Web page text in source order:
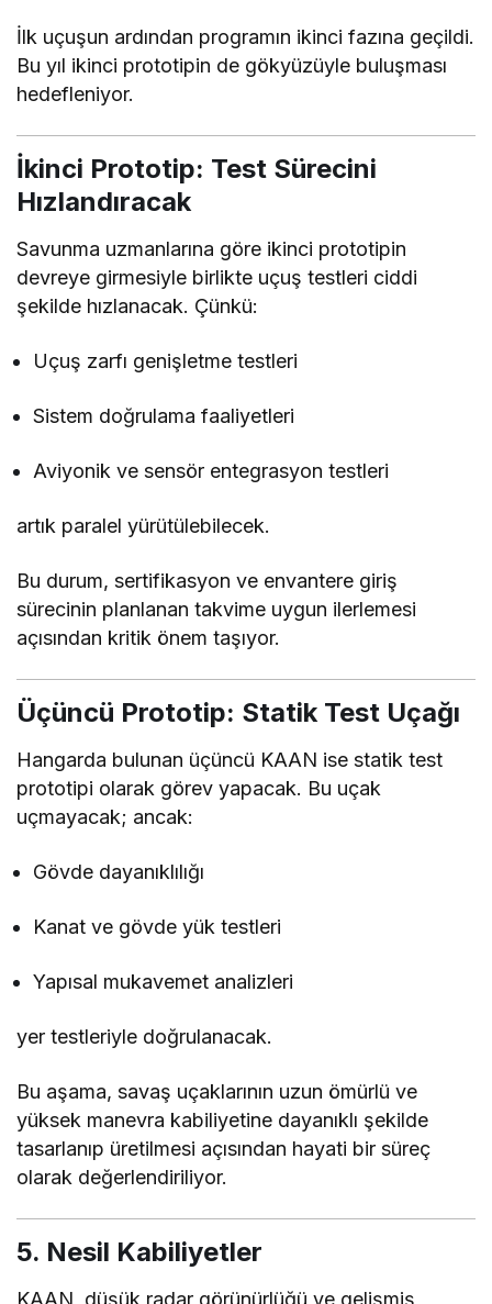
İlk uçuşun ardından programın ikinci fazına geçildi.
Bu yıl ikinci prototipin de gökyüzüyle buluşması
hedefleniyor.
İkinci Prototip: Test Sürecini
Hızlandıracak
Savunma uzmanlarına göre ikinci prototipin
devreye girmesiyle birlikte uçuş testleri ciddi
şekilde hızlanacak. Çünkü:
Uçuş zarfı genişletme testleri
Sistem doğrulama faaliyetleri
Aviyonik ve sensör entegrasyon testleri
artık paralel yürütülebilecek.
Bu durum, sertifikasyon ve envantere giriş
sürecinin planlanan takvime uygun ilerlemesi
açısından kritik önem taşıyor.
Üçüncü Prototip: Statik Test Uçağı
Hangarda bulunan üçüncü KAAN ise statik test
prototipi olarak görev yapacak. Bu uçak
uçmayacak; ancak:
Gövde dayanıklılığı
Kanat ve gövde yük testleri
Yapısal mukavemet analizleri
yer testleriyle doğrulanacak.
Bu aşama, savaş uçaklarının uzun ömürlü ve
yüksek manevra kabiliyetine dayanıklı şekilde
tasarlanıp üretilmesi açısından hayati bir süreç
olarak değerlendiriliyor.
5. Nesil Kabiliyetler
KAAN, düşük radar görünürlüğü ve gelişmiş